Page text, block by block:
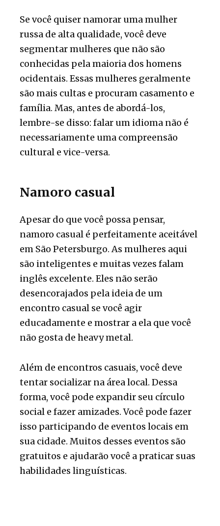
Se você quiser namorar uma mulher
russa de alta qualidade, você deve
segmentar mulheres que não são
conhecidas pela maioria dos homens
ocidentais. Essas mulheres geralmente
são mais cultas e procuram casamento e
família. Mas, antes de abordá-los,
lembre-se disso: falar um idioma não é
necessariamente uma compreensão
cultural e vice-versa.
Namoro casual
Apesar do que você possa pensar,
namoro casual é perfeitamente aceitável
em São Petersburgo. As mulheres aqui
são inteligentes e muitas vezes falam
inglês excelente. Eles não serão
desencorajados pela ideia de um
encontro casual se você agir
educadamente e mostrar a ela que você
não gosta de heavy metal.
Além de encontros casuais, você deve
tentar socializar na área local. Dessa
forma, você pode expandir seu círculo
social e fazer amizades. Você pode fazer
isso participando de eventos locais em
sua cidade. Muitos desses eventos são
gratuitos e ajudarão você a praticar suas
habilidades linguísticas.